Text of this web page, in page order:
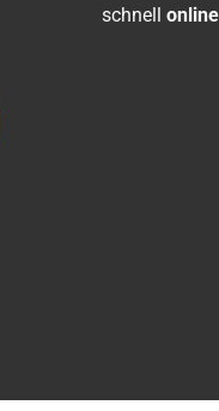
schnell